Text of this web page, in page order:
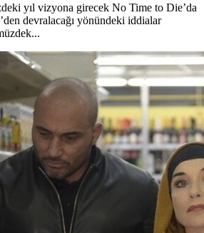
yıl vizyona girecek No Time to Die’da
devralacağı yönündeki iddialar